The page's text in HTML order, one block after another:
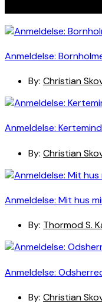
Anmeldelse:
By: Christian
Anmeldelse:
By: Christian
Anmeldelse: Mit hus
By: Thormod S.
Anmeldelse:
By: Christian